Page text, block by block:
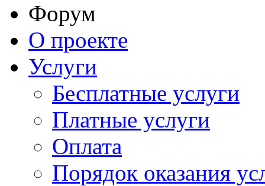
Форум
О проекте
Услуги
Бесплатные услуги
Платные услуги
Оплата
Порядок оказания